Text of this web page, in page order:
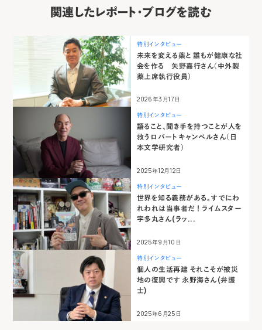
関連したレポート・ブログを読む
特別インタビュー
未来を変える薬と 誰もが健康な社
会を作る 矢野嘉行さん（中外製
薬上席執行役員）
2026年3月17日
特別インタビュー
語ること、聞き手を持つことが人を
救う ロバート キャンベルさん（日
本文学研究者）
2025年12月12日
特別インタビュー
世界を知る義務がある。すでにわ
れわれは当事者だ ！ ライムスター
宇多丸さん(ラッ...
2025年9月10日
特別インタビュー
個人の生活再建 それこそが被災
地の復興です 永野海さん(弁護
士)
2025年6月25日